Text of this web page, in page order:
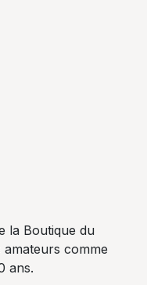
la Boutique du
comme
ans.